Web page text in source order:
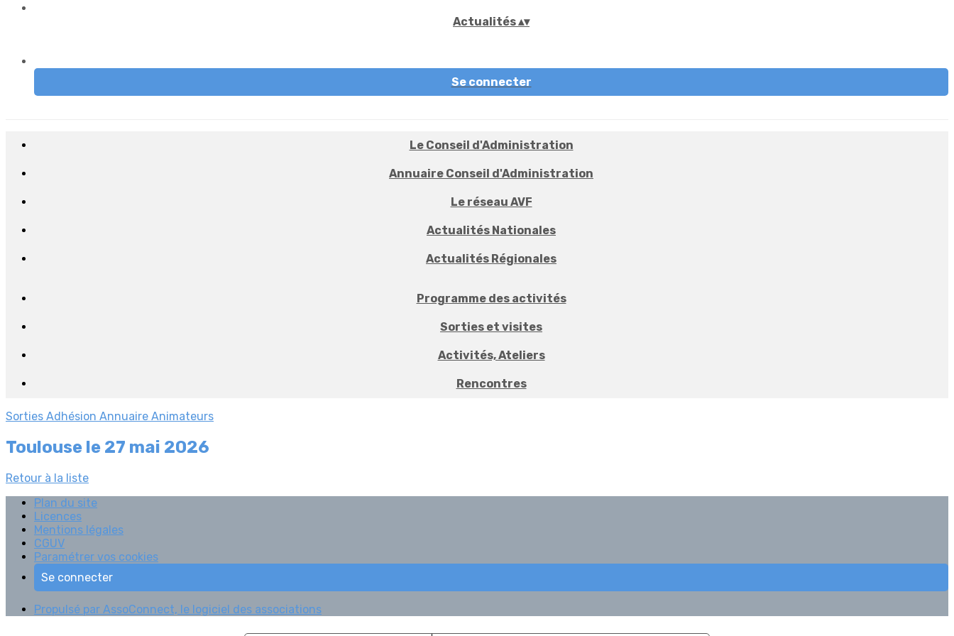
Actualités▴▾
Se connecter
Le Conseil d'Administration
Annuaire Conseil d'Administration
Le réseau AVF
Actualités Nationales
Actualités Régionales
Programme des activités
Sorties et visites
Activités, Ateliers
Rencontres
Sorties Adhésion Annuaire Animateurs
Toulouse le 27 mai 2026
Retour à la liste
Plan du site
Licences
Mentions légales
CGUV
Paramétrer vos cookies
Se connecter
Propulsé par AssoConnect, le logiciel des associations